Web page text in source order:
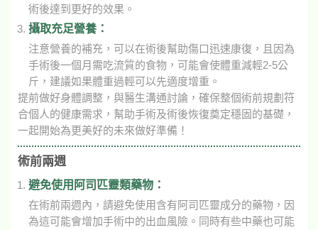
術後達到更好的效果。
攝取充足營養：
注意營養的補充，可以在術後幫助傷口迅速康復，且因為
手術後一個月需吃流質的食物，可能會使體重減輕2-5公
斤，建議如果體重過輕可以先適度增重。
提前做好身體調整，與醫生溝通討論，確保整個術前規劃符
合個人的健康需求，幫助手術及術後恢復奠定穩固的基礎，
一起開始為更美好的未來做好準備！
術前兩週
避免使用阿司匹靈類藥物：
在術前兩週內，請避免使用含有阿司匹靈成分的藥物，因
為這可能會增加手術中的出血風險。同時有些中藥也可能